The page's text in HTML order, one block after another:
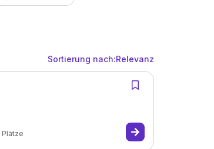
Sortierung nach:Relevanz
Plätze